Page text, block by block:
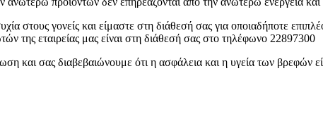
στους γονείς και είμαστε στη διάθεσή σας για οποιαδήποτε
της εταιρείας μας είναι στη διάθεσή σας στο τηλέφωνο 22897300
και σας διαβεβαιώνουμε ότι η ασφάλεια και η υγεία των βρεφών